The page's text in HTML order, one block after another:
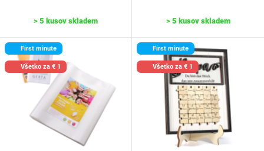
> 5 kusov skladem > 5 kusov skladem
First minute
Všetko za € 1
First minute
Všetko za € 1